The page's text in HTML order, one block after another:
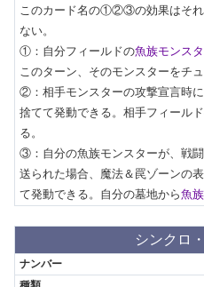
このカード名の①②③の効果はそれ
ない。
①：自分フィールドの魚族モンス
このターン、そのモンスターをチ
②：相手モンスターの攻撃宣言時
捨てて発動できる。相手フィール
る。
③：自分の魚族モンスターが、戦
送られた場合、魔法＆罠ゾーンの
て発動できる。自分の墓地から魚
シンクロ